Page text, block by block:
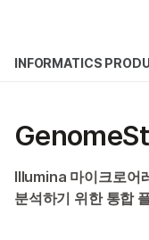
솔루션
지원
INFORMATICS
DRAGEN Array
GenomeStudio 소프트
Illumina 마이크로어
분석하기 위한 통합
보다 관련성이
미생물학 연구
복합 질환 연구